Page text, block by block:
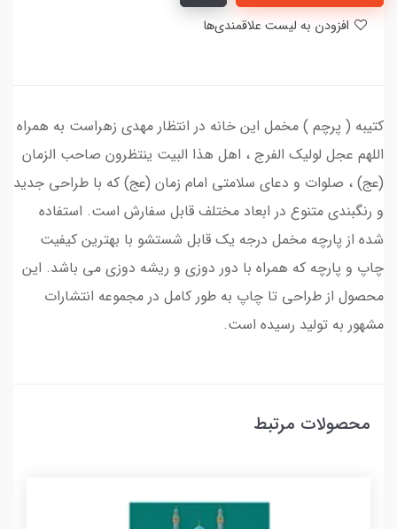
کتیبه ( پرچم ) مخمل این خانه در انتظار مهدی زهراست به همراه
اللهم عجل لولیک الفرج ، اهل هذا البیت ینتظرون صاحب الزمان
(عج) ، صلوات و دعای سلامتی امام زمان (عج) که با طراحی جدید
و رنگبندی متنوع در ابعاد مختلف قابل سفارش است. استفاده
شده از پارچه مخمل درجه یک قابل شستشو با بهترین کیفیت
چاپ و پارچه که همراه با دور دوزی و ریشه دوزی می باشد. این
محصول از طراحی تا چاپ به طور کامل در مجموعه انتشارات
مشهور به تولید رسیده است.
محصولات مرتبط